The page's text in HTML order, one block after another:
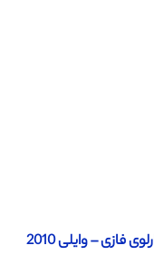
– وایلی 2010